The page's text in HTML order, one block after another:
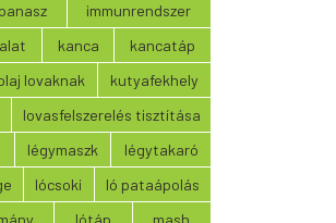
immunrendszer
kanca
kancatáp
lovaknak
kutyafekhely
lovasfelszerelés tisztítása
légymaszk
légytakaró
lócsoki
ló pataápolás
lótáp
mash